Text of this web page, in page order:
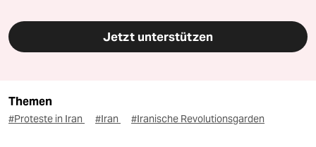
Jetzt unterstützen
Themen
#Proteste in Iran #Iran #Iranische Revolutionsgarden